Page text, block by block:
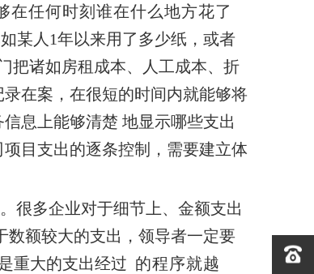
在任何时刻谁在什么地方花了
某人1年以来用了多少纸，或者
把诸如房租成本、人工成本、折
在案，在很短的时间内就能够将
息上能够清楚 地显示哪些支出
目支出的逐条控制，需要建立体
很多企业对于细节上、金额支出
数额较大的支出，领导者一定要
重大的支出经过 的程序就越